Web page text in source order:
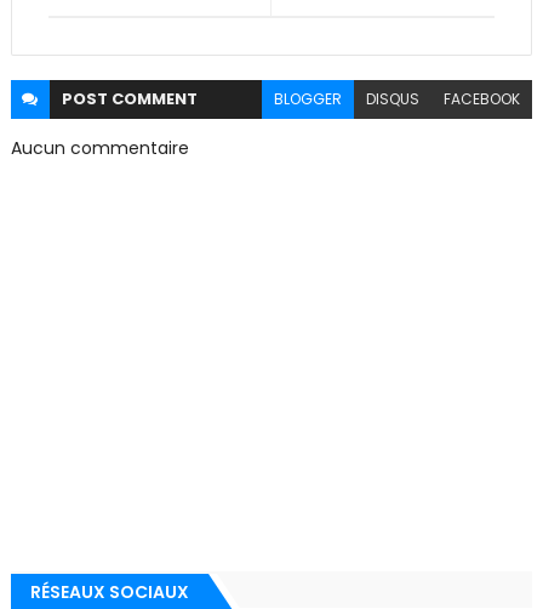
POST COMMENT BLOGGER DISQUS FACEBOOK
Aucun commentaire
RÉSEAUX SOCIAUX